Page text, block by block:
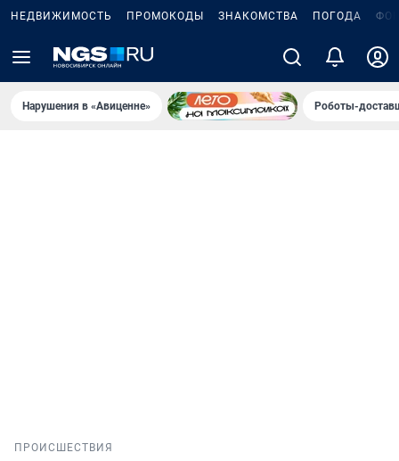
НЕДВИЖИМОСТЬ ПРОМОКОДЫ ЗНАКОМСТВА ПОГОДА
Нарушения в «Авиценне» Роботы-
ПРОИСШЕСТВИЯ